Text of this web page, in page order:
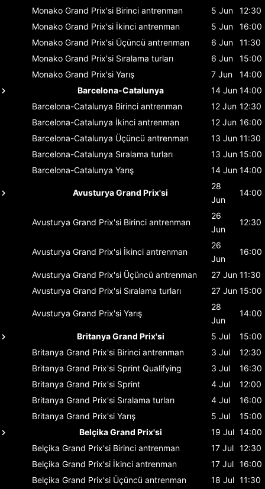
Monako Grand Prix'si Birinci antrenman 5 Jun
12:30
Monako Grand Prix'si İkinci antrenman 5 Jun
16:00
Monako Grand Prix'si Üçüncü antrenman 6 Jun
11:30
Monako Grand Prix'si Sıralama turları 6 Jun
15:00
Monako Grand Prix'si Yarış 7 Jun
14:00
Barcelona-Catalunya
14 Jun 14:00
Barcelona-Catalunya Birinci antrenman 12 Jun 12:30
Barcelona-Catalunya İkinci antrenman 12 Jun 16:00
Barcelona-Catalunya Üçüncü antrenman 13 Jun 11:30
Barcelona-Catalunya Sıralama turları 13 Jun 15:00
Barcelona-Catalunya Yarış 14 Jun 14:00
Avusturya Grand Prix'si
28
Jun
14:00
Avusturya Grand Prix'si Birinci antrenman
26
Jun
12:30
Avusturya Grand Prix'si İkinci antrenman
26
Jun
16:00
Avusturya Grand Prix'si Üçüncü antrenman 27 Jun 11:30
Avusturya Grand Prix'si Sıralama turları 27 Jun 15:00
Avusturya Grand Prix'si Yarış
28
Jun
14:00
Britanya Grand Prix'si 5 Jul
15:00
Britanya Grand Prix'si Birinci antrenman 3 Jul
12:30
Britanya Grand Prix'si Sprint Qualifying 3 Jul
16:30
Britanya Grand Prix'si Sprint 4 Jul
12:00
Britanya Grand Prix'si Sıralama turları 4 Jul
16:00
Britanya Grand Prix'si Yarış 5 Jul
15:00
Belçika Grand Prix'si
19 Jul 14:00
Belçika Grand Prix'si Birinci antrenman 17 Jul 12:30
Belçika Grand Prix'si İkinci antrenman 17 Jul 16:00
Belçika Grand Prix'si Üçüncü antrenman 18 Jul 11:30